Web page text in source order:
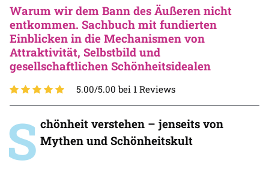
Warum wir dem Bann des Äußeren nicht
entkommen. Sachbuch mit fundierten
Einblicken in die Mechanismen von
Attraktivität, Selbstbild und
gesellschaftlichen Schönheitsidealen
5.00/5.00 bei 1 Reviews
S chönheit verstehen – jenseits von
Mythen und Schönheitskult